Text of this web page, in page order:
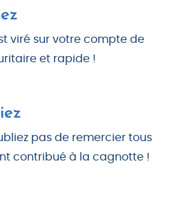
viré sur votre compte de
et rapide !
pas de remercier tous
contribué à la cagnotte !